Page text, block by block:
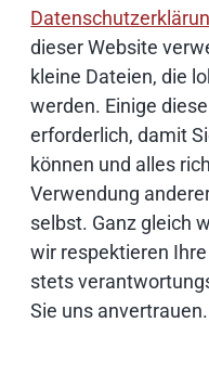
dieser Website
kleine Dateien, die
werden. Einige
erforderlich, damit
können und alles
Verwendung
selbst. Ganz gleich
wir respektieren
stets
Sie uns anvertrauen.
Künstliche Intelligenz
Open Source
IT Sicherheit
Onlinezugangsgesetz
Cloud